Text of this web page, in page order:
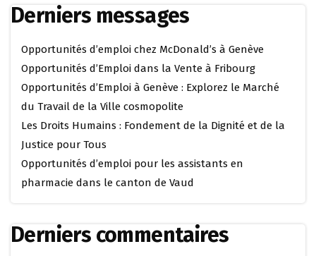
Derniers messages
Opportunités d’emploi chez McDonald’s à Genève
Opportunités d’Emploi dans la Vente à Fribourg
Opportunités d’Emploi à Genève : Explorez le Marché
du Travail de la Ville cosmopolite
Les Droits Humains : Fondement de la Dignité et de la
Justice pour Tous
Opportunités d’emploi pour les assistants en
pharmacie dans le canton de Vaud
Derniers commentaires